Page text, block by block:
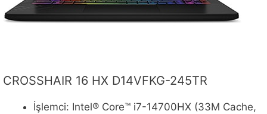
CROSSHAIR 16 HX D14VFKG-245TR
İşlemci: Intel® Core™ i7-14700HX (33M Cache,